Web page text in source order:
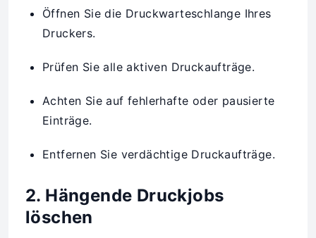
Öffnen Sie die Druckwarteschlange Ihres
Druckers.
Prüfen Sie alle aktiven Druckaufträge.
Achten Sie auf fehlerhafte oder pausierte
Einträge.
Entfernen Sie verdächtige Druckaufträge.
2. Hängende Druckjobs
löschen